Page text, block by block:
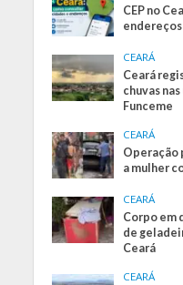
CEP no
endereços
CEARÁ
Ceará
chuvas
Funceme
CEARÁ
Operação
a mulher
CEARÁ
Corpo em
de
Ceará
CEARÁ